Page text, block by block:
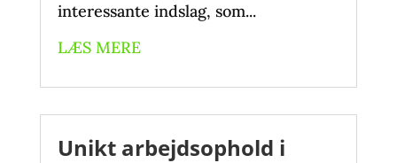
interessante indslag, som...
LÆS MERE
Unikt arbejdsophold i